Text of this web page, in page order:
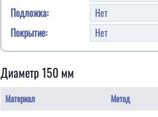
Подложка:
Покрытие:
Диаметр 150 мм
Материал Метод